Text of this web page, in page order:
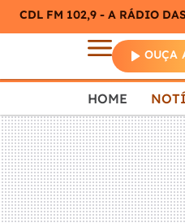
CDL FM 102,9 - A RÁDIO
OUÇA
HOME